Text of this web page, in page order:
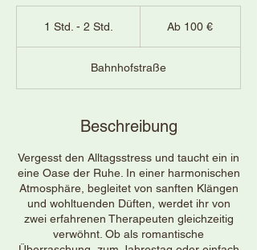
1 Std. - 2 Std.
d
-
S
t
.
Ab 100 €
Bahnhofstraße
Beschreibung
Vergesst den Alltagsstress und taucht ein in
eine Oase der Ruhe. In einer harmonischen
Atmosphäre, begleitet von sanften Klängen
und wohltuenden Düften, werdet ihr von
zwei erfahrenen Therapeuten gleichzeitig
verwöhnt. Ob als romantische